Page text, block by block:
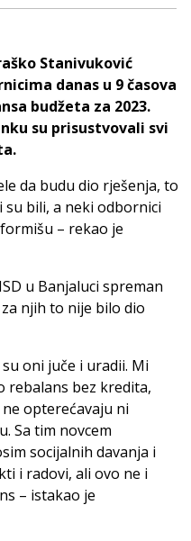
Stanivuković
danas u 9 časova
budžeta za 2023.
su prisustvovali svi
da budu dio rješenja, to
su bili, a neki odbornici
– rekao je
u Banjaluci spreman
njih to nije bilo dio
oni juče i uradii. Mi
rebalans bez kredita,
opterećavaju ni
Sa tim novcem
socijalnih davanja i
i radovi, ali ovo ne i
– istakao je